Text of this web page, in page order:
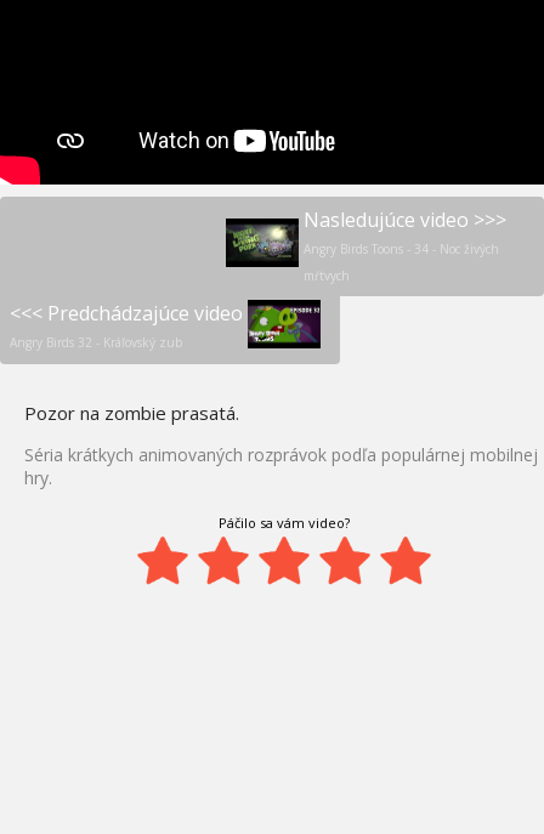
Nasledujúce video >>>
Angry Birds Toons - 34 - Noc živých
mŕtvych
<<< Predchádzajúce video
Angry Birds 32 - Kráľovský zub
Pozor na zombie prasatá.
Séria krátkych animovaných rozprávok podľa populárnej mobilnej
hry.
Páčilo sa vám video?